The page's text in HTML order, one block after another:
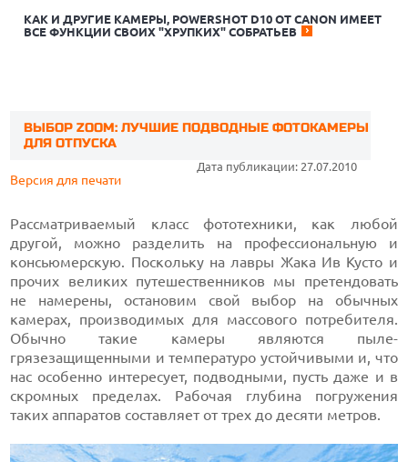
КАК И ДРУГИЕ КАМЕРЫ, POWERSHOT D10 ОТ CANON ИМЕЕТ
ВСЕ ФУНКЦИИ СВОИХ "ХРУПКИХ" СОБРАТЬЕВ
ВЫБОР ZOOM: ЛУЧШИЕ ПОДВОДНЫЕ ФОТОКАМЕРЫ
ДЛЯ ОТПУСКА
Дата публикации: 27.07.2010
Версия для печати
Рассматриваемый класс фототехники, как любой
другой, можно разделить на профессиональную и
консьюмерскую. Поскольку на лавры Жака Ив Кусто и
прочих великих путешественников мы претендовать
не намерены, остановим свой выбор на обычных
камерах, производимых для массового потребителя.
Обычно такие камеры являются пыле-
грязезащищенными и температуро устойчивыми и, что
нас особенно интересует, подводными, пусть даже и в
скромных пределах. Рабочая глубина погружения
таких аппаратов составляет от трех до десяти метров.